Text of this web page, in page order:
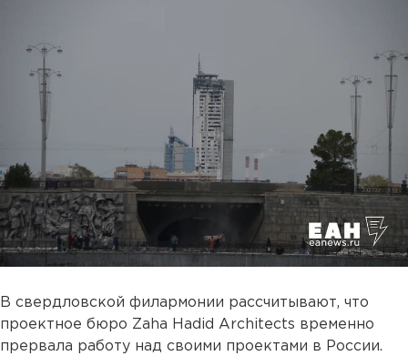
В свердловской филармонии рассчитывают, что
проектное бюро Zaha Hadid Architects временно
прервала работу над своими проектами в России.